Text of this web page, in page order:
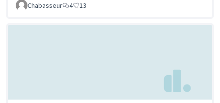
Chabasseur
4 13